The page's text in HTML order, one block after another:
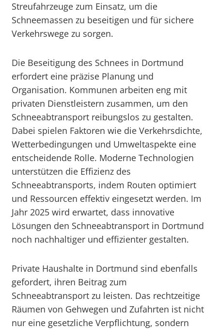
Streufahrzeuge zum Einsatz, um die
Schneemassen zu beseitigen und für sichere
Verkehrswege zu sorgen.
Die Beseitigung des Schnees in Dortmund
erfordert eine präzise Planung und
Organisation. Kommunen arbeiten eng mit
privaten Dienstleistern zusammen, um den
Schneeabtransport reibungslos zu gestalten.
Dabei spielen Faktoren wie die Verkehrsdichte,
Wetterbedingungen und Umweltaspekte eine
entscheidende Rolle. Moderne Technologien
unterstützen die Effizienz des
Schneeabtransports, indem Routen optimiert
und Ressourcen effektiv eingesetzt werden. Im
Jahr 2025 wird erwartet, dass innovative
Lösungen den Schneeabtransport in Dortmund
noch nachhaltiger und effizienter gestalten.
Private Haushalte in Dortmund sind ebenfalls
gefordert, ihren Beitrag zum
Schneeabtransport zu leisten. Das rechtzeitige
Räumen von Gehwegen und Zufahrten ist nicht
nur eine gesetzliche Verpflichtung, sondern